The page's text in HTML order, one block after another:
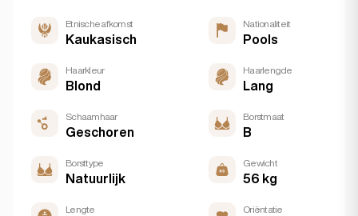
Etnische afkomst
Kaukasisch
Nationaliteit
Pools
Haarkleur
Blond
Haarlengde
Lang
Schaamhaar
Geschoren
Borstmaat
B
Borsttype
Natuurlijk
Gewicht
56 kg
Lengte Oriëntatie